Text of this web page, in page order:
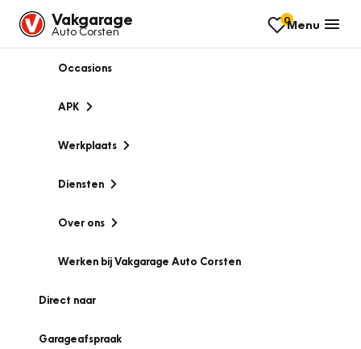
Vakgarage
Auto Corsten
0Menu
Occasions
APK
Werkplaats
Diensten
Over ons
Werken bij Vakgarage Auto Corsten
Direct naar
Garageafspraak